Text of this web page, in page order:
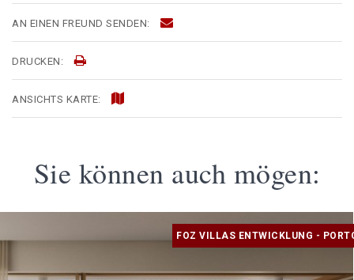
AN EINEN FREUND SENDEN:
DRUCKEN:
ANSICHTS KARTE:
Sie können auch mögen:
FOZ VILLAS ENTWICKLUNG -